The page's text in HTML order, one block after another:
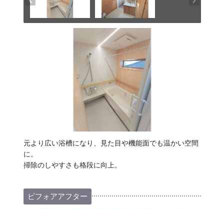
元より広い浴槽になり、見た目や機能面でも温かい空間
に。
掃除のしやすさも格段に向上。
ビフォアアフター